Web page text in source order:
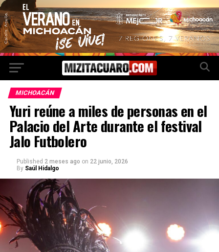
MICHOACÁN
Yuri reúne a miles de personas en el
Palacio del Arte durante el festival
Jalo Futbolero
Published 2 meses ago on 22 junio, 2026
By Saúl Hidalgo